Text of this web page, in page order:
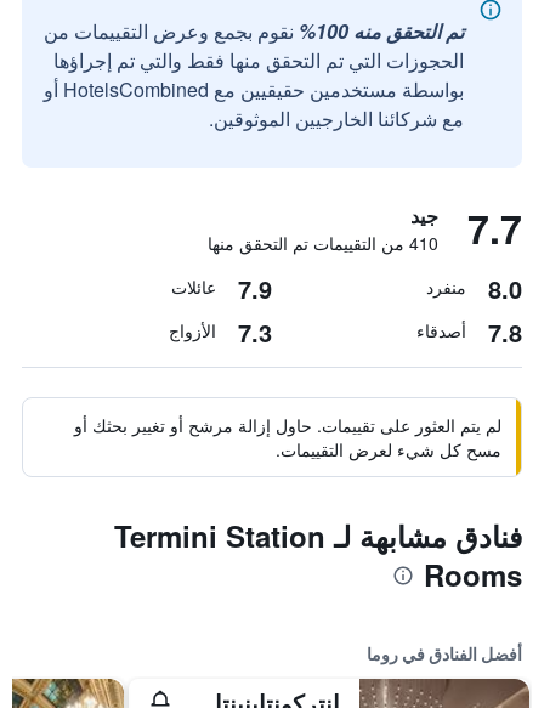
تم التحقق منه 100%
نقوم بجمع وعرض التقييمات من
الحجوزات التي تم التحقق منها فقط والتي تم إجراؤها
بواسطة مستخدمين حقيقيين مع HotelsCombined أو
مع شركائنا الخارجيين الموثوقين.
7.7 جيد
410 من التقييمات تم التحقق منها
8.0 منفرد 7.9 عائلات
7.8 أصدقاء 7.3 الأزواج
لم يتم العثور على تقييمات. حاول إزالة مرشح أو تغيير بحثك أو
مسح كل شيء لعرض التقييمات.
فنادق مشابهة لـ Termini Station
Rooms
أفضل الفنادق في روما